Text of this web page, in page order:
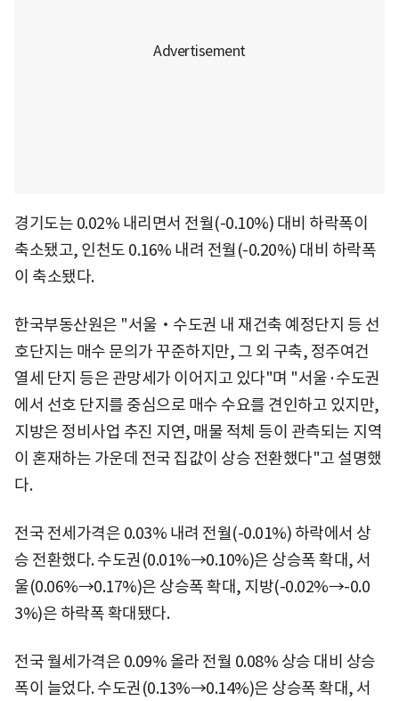
경기도는 0.02% 내리면서 전월(-0.10%) 대비 하락폭이
축소됐고, 인천도 0.16% 내려 전월(-0.20%) 대비 하락폭
이 축소됐다.
한국부동산원은 "서울‧수도권 내 재건축 예정단지 등 선
호단지는 매수 문의가 꾸준하지만, 그 외 구축, 정주여건
열세 단지 등은 관망세가 이어지고 있다"며 "서울·수도권
에서 선호 단지를 중심으로 매수 수요를 견인하고 있지만,
지방은 정비사업 추진 지연, 매물 적체 등이 관측되는 지역
이 혼재하는 가운데 전국 집값이 상승 전환했다"고 설명했
다.
전국 전세가격은 0.03% 내려 전월(-0.01%) 하락에서 상
승 전환했다. 수도권(0.01%→0.10%)은 상승폭 확대, 서
울(0.06%→0.17%)은 상승폭 확대, 지방(-0.02%→-0.0
3%)은 하락폭 확대됐다.
전국 월세가격은 0.09% 올라 전월 0.08% 상승 대비 상승
폭이 늘었다. 수도권(0.13%→0.14%)은 상승폭 확대, 서